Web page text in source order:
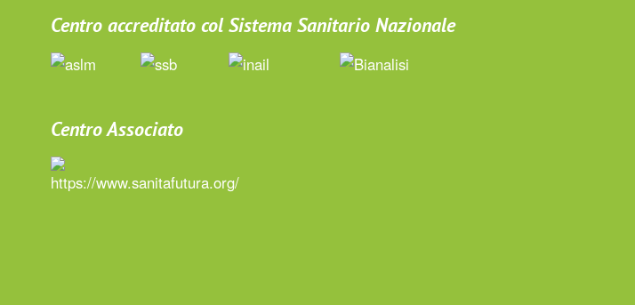
Centro accreditato col Sistema Sanitario Nazionale
Centro Associato